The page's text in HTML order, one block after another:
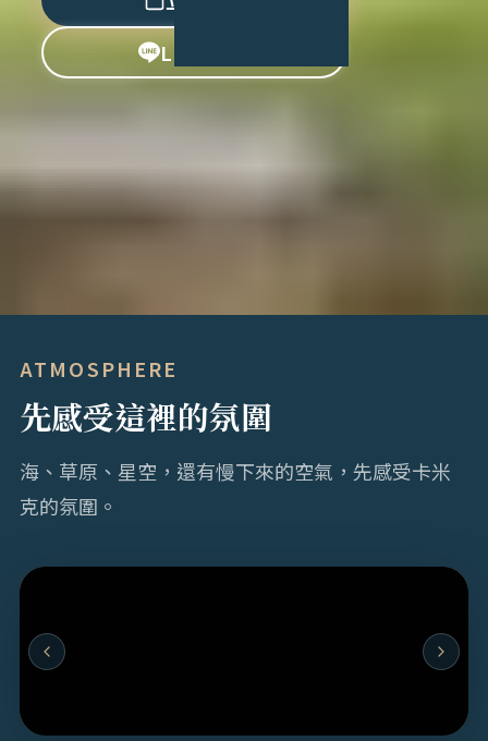
LINE 諮詢
ATMOSPHERE
先感受這裡的氛圍
海、草原、星空，還有慢下來的空氣，先感受卡米
克的氛圍。